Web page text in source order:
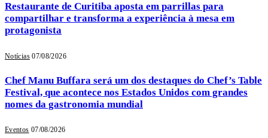
Restaurante de Curitiba aposta em parrillas para
compartilhar e transforma a experiência à mesa em
protagonista
Notícias 07/08/2026
Chef Manu Buffara será um dos destaques do Chef’s Table
Festival, que acontece nos Estados Unidos com grandes
nomes da gastronomia mundial
Eventos 07/08/2026